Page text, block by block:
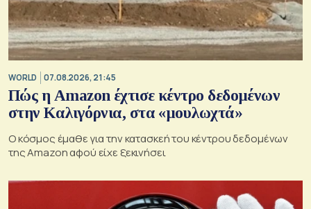
WORLD 07.08.2026, 21:45
Πώς η Amazon έχτισε κέντρο δεδομένων
στην Καλιγόρνια, στα «μουλωχτά»
Ο κόσμος έμαθε για την κατασκεή του κέντρου δεδομένων
της Amazon αφού είχε ξεκινήσει